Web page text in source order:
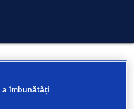
4 YOU
a îmbunătăți